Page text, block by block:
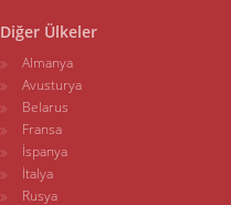
Diğer Ülkeler
Almanya
Avusturya
Belarus
Fransa
İspanya
İtalya
Rusya